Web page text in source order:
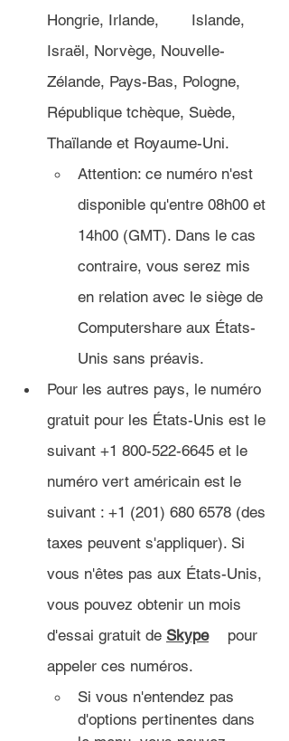
Hongrie, Irlande, 	Islande,
Israël, Norvège, Nouvelle-
Zélande, Pays-Bas, Pologne,
République tchèque, Suède,
Thaïlande et Royaume-Uni.
Attention: ce numéro n'est
disponible qu'entre 08h00 et
14h00 (GMT). Dans le cas
contraire, vous serez mis
en relation avec le siège de
Computershare aux États-
Unis sans préavis.
Pour les autres pays, le numéro
gratuit pour les États-Unis est le
suivant +1 800-522-6645 et le
numéro vert américain est le
suivant : +1 (201) 680 6578 (des
taxes peuvent s'appliquer). Si
vous n'êtes pas aux États-Unis,
vous pouvez obtenir un mois
d'essai gratuit de Skype pour
appeler ces numéros.
Si vous n'entendez pas
d'options pertinentes dans